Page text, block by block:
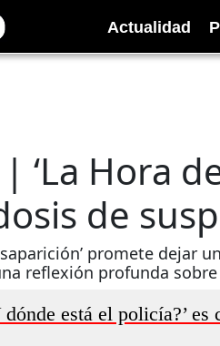
Actualidad
‘La Hora
de
promete dejar
reflexión profunda
dónde está el policía?’